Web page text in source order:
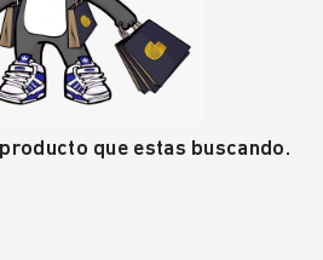
que estas buscando.